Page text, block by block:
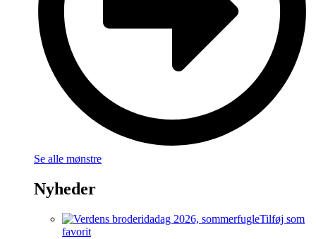
Se alle mønstre
Nyheder
Tilføj som
favorit